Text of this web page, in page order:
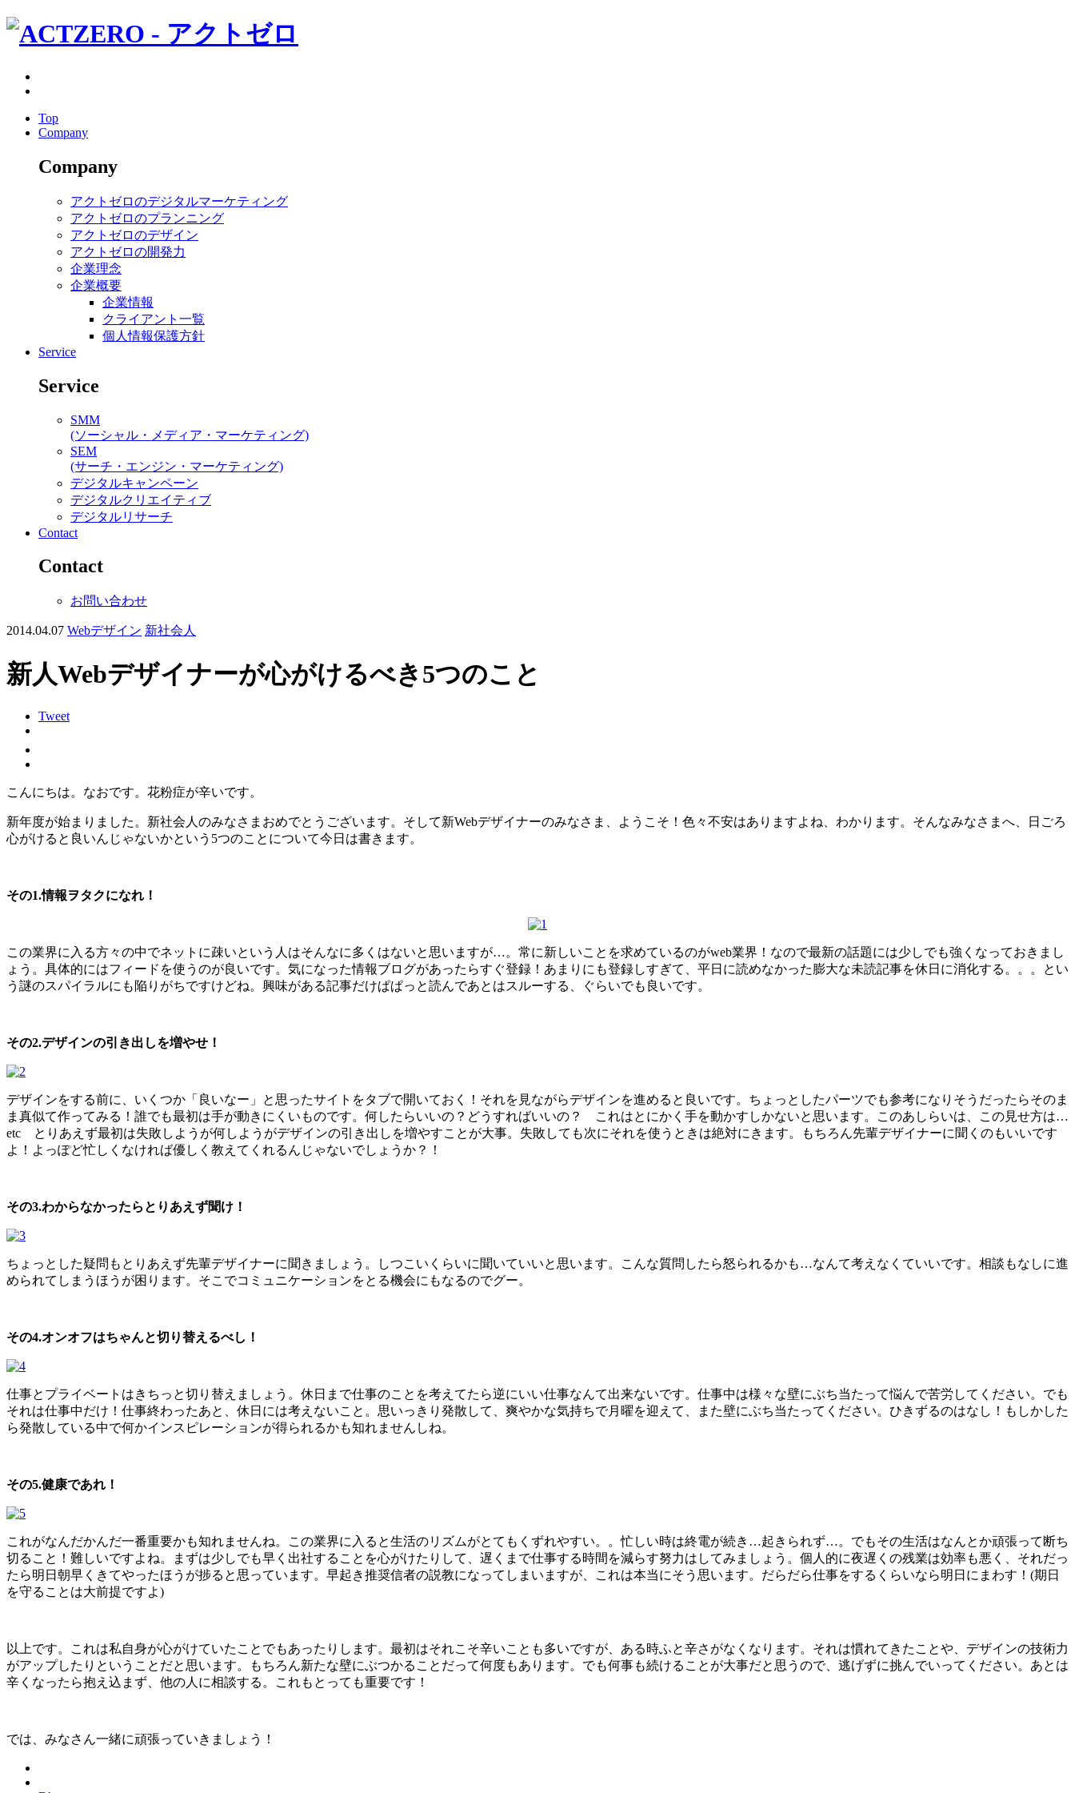
Top
Company
Company
アクトゼロのデジタルマーケティング
アクトゼロのプランニング
アクトゼロのデザイン
アクトゼロの開発力
企業理念
企業概要
企業情報
クライアント一覧
個人情報保護方針
Service
Service
SMM
(ソーシャル・メディア・マーケティング)
SEM
(サーチ・エンジン・マーケティング)
デジタルキャンペーン
デジタルクリエイティブ
デジタルリサーチ
Contact
Contact
お問い合わせ
2014.04.07 Webデザイン 新社会人
新人Webデザイナーが心がけるべき5つのこと
Tweet
こんにちは。なおです。花粉症が辛いです。
新年度が始まりました。新社会人のみなさまおめでとうございます。そして新Webデザイナーのみなさま、ようこそ！色々不安はありますよね、わかります。そんなみなさまへ、日ごろ
心がけると良いんじゃないかという5つのことについて今日は書きます。
その1.情報ヲタクになれ！
この業界に入る方々の中でネットに疎いという人はそんなに多くはないと思いますが…。常に新しいことを求めているのがweb業界！なので最新の話題には少しでも強くなっておきまし
ょう。具体的にはフィードを使うのが良いです。気になった情報ブログがあったらすぐ登録！あまりにも登録しすぎて、平日に読めなかった膨大な未読記事を休日に消化する。。。とい
う謎のスパイラルにも陥りがちですけどね。興味がある記事だけぱぱっと読んであとはスルーする、ぐらいでも良いです。
その2.デザインの引き出しを増やせ！
デザインをする前に、いくつか「良いなー」と思ったサイトをタブで開いておく！それを見ながらデザインを進めると良いです。ちょっとしたパーツでも参考になりそうだったらそのま
ま真似て作ってみる！誰でも最初は手が動きにくいものです。何したらいいの？どうすればいいの？ これはとにかく手を動かすしかないと思います。このあしらいは、この見せ方は…
etc とりあえず最初は失敗しようが何しようがデザインの引き出しを増やすことが大事。失敗しても次にそれを使うときは絶対にきます。もちろん先輩デザイナーに聞くのもいいです
よ！よっぽど忙しくなければ優しく教えてくれるんじゃないでしょうか？！
その3.わからなかったらとりあえず聞け！
ちょっとした疑問もとりあえず先輩デザイナーに聞きましょう。しつこいくらいに聞いていいと思います。こんな質問したら怒られるかも…なんて考えなくていいです。相談もなしに進
められてしまうほうが困ります。そこでコミュニケーションをとる機会にもなるのでグー。
その4.オンオフはちゃんと切り替えるべし！
仕事とプライベートはきちっと切り替えましょう。休日まで仕事のことを考えてたら逆にいい仕事なんて出来ないです。仕事中は様々な壁にぶち当たって悩んで苦労してください。でも
それは仕事中だけ！仕事終わったあと、休日には考えないこと。思いっきり発散して、爽やかな気持ちで月曜を迎えて、また壁にぶち当たってください。ひきずるのはなし！もしかした
ら発散している中で何かインスピレーションが得られるかも知れませんしね。
その5.健康であれ！
これがなんだかんだ一番重要かも知れませんね。この業界に入ると生活のリズムがとてもくずれやすい。。忙しい時は終電が続き…起きられず…。でもその生活はなんとか頑張って断ち
切ること！難しいですよね。まずは少しでも早く出社することを心がけたりして、遅くまで仕事する時間を減らす努力はしてみましょう。個人的に夜遅くの残業は効率も悪く、それだっ
たら明日朝早くきてやったほうが捗ると思っています。早起き推奨信者の説教になってしまいますが、これは本当にそう思います。だらだら仕事をするくらいなら明日にまわす！(期日
を守ることは大前提ですよ)
以上です。これは私自身が心がけていたことでもあったりします。最初はそれこそ辛いことも多いですが、ある時ふと辛さがなくなります。それは慣れてきたことや、デザインの技術力
がアップしたりということだと思います。もちろん新たな壁にぶつかることだって何度もあります。でも何事も続けることが大事だと思うので、逃げずに挑んでいってください。あとは
辛くなったら抱え込まず、他の人に相談する。これもとっても重要です！
では、みなさん一緒に頑張っていきましょう！